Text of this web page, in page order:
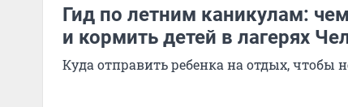
Гид по летним каникулам:
и кормить детей в лагерях
Куда отправить ребенка на отдых, чтобы